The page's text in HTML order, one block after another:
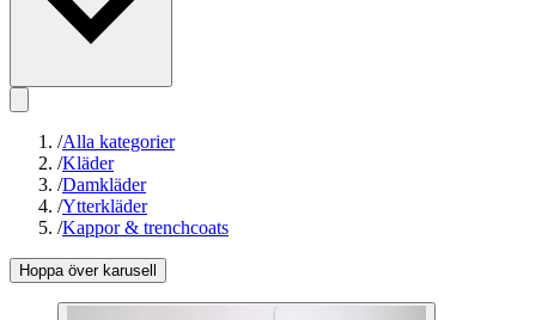
/Alla kategorier
/Kläder
/Damkläder
/Ytterkläder
/Kappor & trenchcoats
Hoppa över karusell